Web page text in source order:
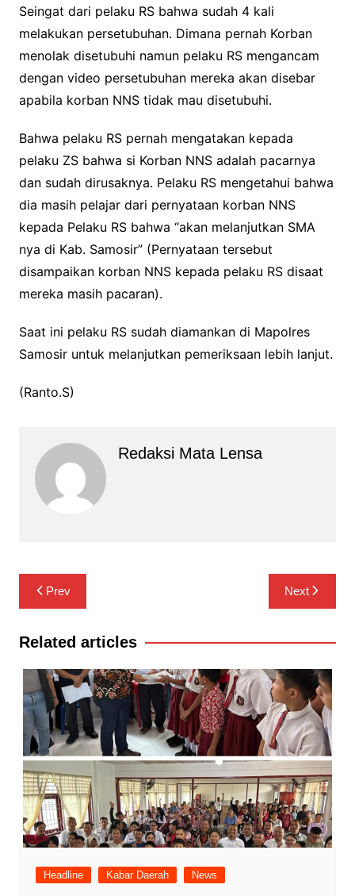
Seingat dari pelaku RS bahwa sudah 4 kali
melakukan persetubuhan. Dimana pernah Korban
menolak disetubuhi namun pelaku RS mengancam
dengan video persetubuhan mereka akan disebar
apabila korban NNS tidak mau disetubuhi.
Bahwa pelaku RS pernah mengatakan kepada
pelaku ZS bahwa si Korban NNS adalah pacarnya
dan sudah dirusaknya. Pelaku RS mengetahui bahwa
dia masih pelajar dari pernyataan korban NNS
kepada Pelaku RS bahwa “akan melanjutkan SMA
nya di Kab. Samosir” (Pernyataan tersebut
disampaikan korban NNS kepada pelaku RS disaat
mereka masih pacaran).
Saat ini pelaku RS sudah diamankan di Mapolres
Samosir untuk melanjutkan pemeriksaan lebih lanjut.
(Ranto.S)
Redaksi Mata Lensa
Navigasi
pos
Prev Next
Related articles
Headline Kabar Daerah News